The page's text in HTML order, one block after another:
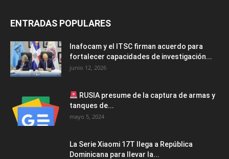
ENTRADAS POPULARES
Inafocam y el ITSC firman acuerdo para
fortalecer capacidades de investigación...
junio 12, 2026
RUSIA presume de la captura de armas y
tanques de...
mayo 5, 2024
La Serie Xiaomi 17T llega a República
Dominicana para llevar la...